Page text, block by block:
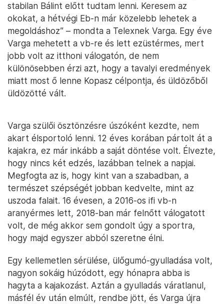
stabilan Bálint előtt tudtam lenni. Keresem az
okokat, a hétvégi Eb-n már közelebb lehetek a
megoldáshoz” – mondta a Telexnek Varga. Egy éve
Varga mehetett a vb-re és lett ezüstérmes, mert
jobb volt az itthoni válogatón, de nem
különösebben érzi azt, hogy a tavalyi eredmények
miatt most ő lenne Kopasz célpontja, és üldözőből
üldözötté vált.
Varga szülői ösztönzésre úszóként kezdte, nem
akart élsportoló lenni. 12 éves korában pártolt át a
kajakra, ez már inkább a saját döntése volt. Élvezte,
hogy nincs két edzés, lazábban telnek a napjai.
Megfogta az is, hogy kint van a szabadban, a
természet szépségét jobban kedvelte, mint az
uszoda falait. 16 évesen, a 2016-os ifi vb-n
aranyérmes lett, 2018-ban már felnőtt válogatott
volt, de még akkor sem gondolt úgy a sportra,
hogy majd egyszer abból szeretne élni.
Egy kellemetlen sérülése, ülőgumó-gyulladása volt,
nagyon sokáig húzódott, egy hónapra abba is
hagyta a kajakozást. Aztán a gyulladás váratlanul,
másfél év után elmúlt, rendbe jött, és Varga újra